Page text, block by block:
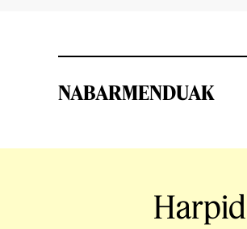
NABARMENDUAK